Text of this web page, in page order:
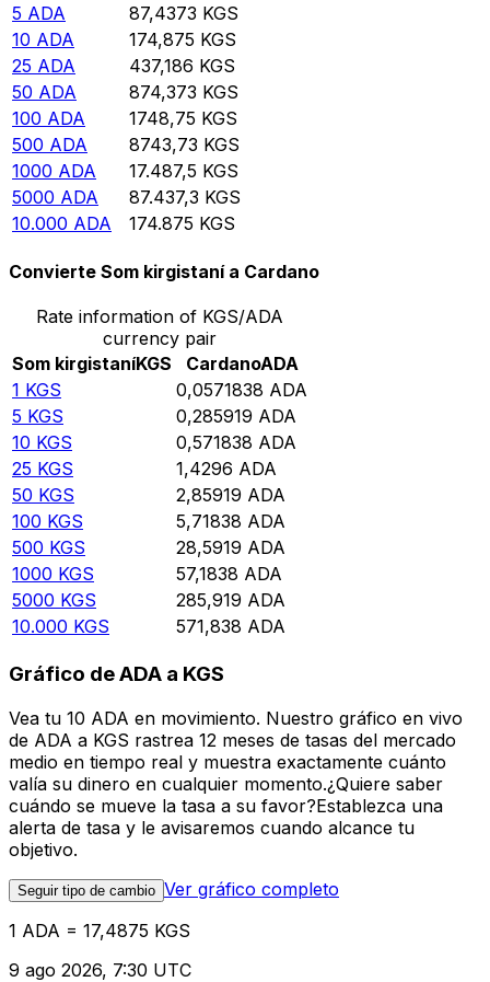
5 ADA 87,4373 KGS
10 ADA 174,875 KGS
25 ADA 437,186 KGS
50 ADA 874,373 KGS
100 ADA 1748,75 KGS
500 ADA 8743,73 KGS
1000 ADA 17.487,5 KGS
5000 ADA 87.437,3 KGS
10.000 ADA 174.875 KGS
Convierte Som kirgistaní a Cardano
Rate information of KGS/ADA
currency pair
Som kirgistaníKGS CardanoADA
1 KGS 0,0571838 ADA
5 KGS 0,285919 ADA
10 KGS 0,571838 ADA
25 KGS 1,4296 ADA
50 KGS 2,85919 ADA
100 KGS 5,71838 ADA
500 KGS 28,5919 ADA
1000 KGS 57,1838 ADA
5000 KGS 285,919 ADA
10.000 KGS 571,838 ADA
Gráfico de ADA a KGS
Vea tu 10 ADA en movimiento. Nuestro gráfico en vivo
de ADA a KGS rastrea 12 meses de tasas del mercado
medio en tiempo real y muestra exactamente cuánto
valía su dinero en cualquier momento.¿Quiere saber
cuándo se mueve la tasa a su favor?Establezca una
alerta de tasa y le avisaremos cuando alcance tu
objetivo.
Seguir tipo de cambio Ver gráfico completo
1 ADA = 17,4875 KGS
9 ago 2026, 7:30 UTC